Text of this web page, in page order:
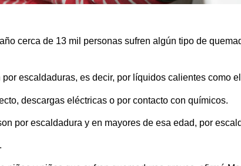
cerca de 13 mil personas sufren algún tipo de
escaldaduras, es decir, por líquidos calientes como
descargas eléctricas o por contacto con químicos.
por escaldadura y en mayores de esa edad, por